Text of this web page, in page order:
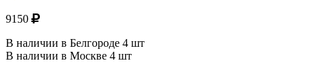
9150
В наличии в Белгороде 4 шт
В наличии в Москве 4 шт